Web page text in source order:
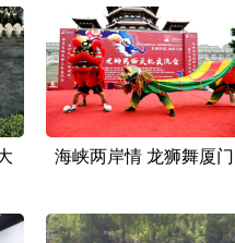
海峡两岸情 龙狮舞厦门